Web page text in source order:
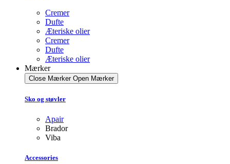
Cremer
Dufte
Æteriske olier
Cremer
Dufte
Æteriske olier
Mærker
Close Mærker Open Mærker
Sko og støvler
Apair
Brador
Viba
Accessories